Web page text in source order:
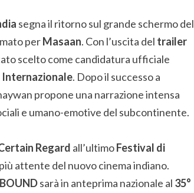
segna il ritorno sul grande schermo del
perMasaan. Con l’uscita del trailer
scelto come candidatura ufficiale
Internazionale. Dopo il successo a
propone una narrazione intensa
e umano-emotive del subcontinente.
Regard all’ultimoFestival di
attente del nuovo cinema indiano.
sarà in anteprima nazionale al 35°